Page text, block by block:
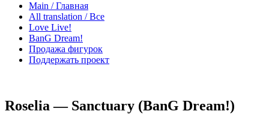
Main / Главная
All translation / Все
Love Live!
BanG Dream!
Продажа фигурок
Поддержать проект
Roselia — Sanctuary (BanG Dream!)